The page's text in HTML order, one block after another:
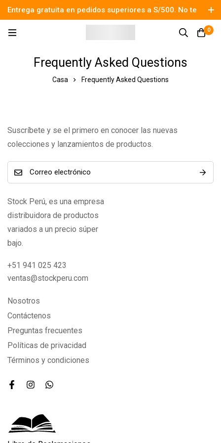
Entrega gratuita en pedidos superiores a S/500. No te
pierdas el descuento.
0
Frequently Asked Questions
Casa Frequently Asked Questions
Suscríbete y se el primero en conocer las nuevas
colecciones y lanzamientos de productos.
Stock Perú, es una empresa
distribuidora de productos
variados a un precio súper
bajo.
+51 941 025 423
ventas@stockperu.com
Nosotros
Contáctenos
Preguntas frecuentes
Políticas de privacidad
Términos y condiciones